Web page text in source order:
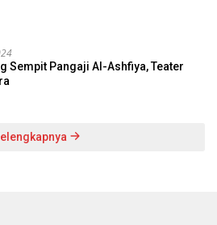
Sempit Pangaji Al-Ashfiya, Teater